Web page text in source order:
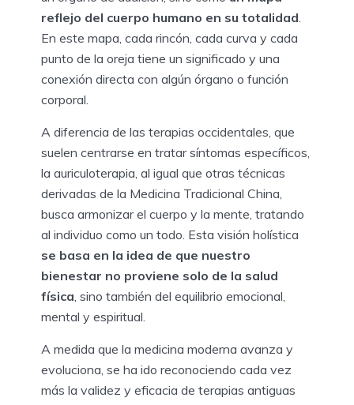
reflejo del cuerpo humano en su totalidad.
En este mapa, cada rincón, cada curva y cada
punto de la oreja tiene un significado y una
conexión directa con algún órgano o función
corporal.
A diferencia de las terapias occidentales, que
suelen centrarse en tratar síntomas específicos,
la auriculoterapia, al igual que otras técnicas
derivadas de la Medicina Tradicional China,
busca armonizar el cuerpo y la mente, tratando
al individuo como un todo. Esta visión holística
se basa en la idea de que nuestro
bienestar no proviene solo de la salud
física, sino también del equilibrio emocional,
mental y espiritual.
A medida que la medicina moderna avanza y
evoluciona, se ha ido reconociendo cada vez
más la validez y eficacia de terapias antiguas